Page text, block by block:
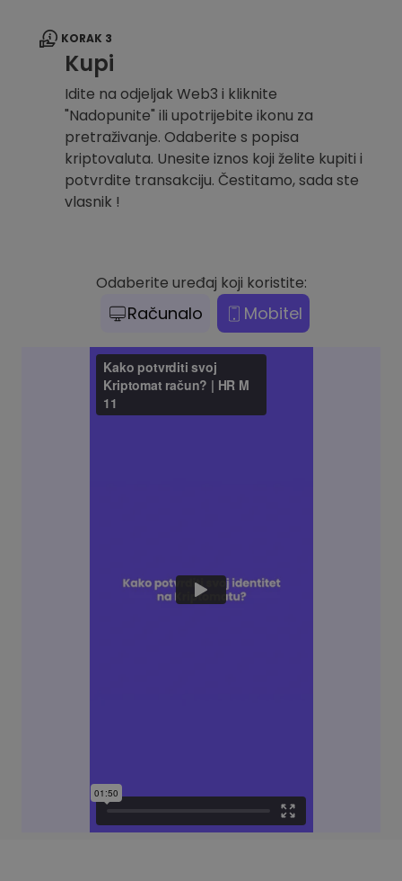
KORAK 3
Kupi
Idite na odjeljak Web3 i kliknite
"Nadopunite" ili upotrijebite ikonu za
pretraživanje. Odaberite s popisa
kriptovaluta. Unesite iznos koji želite kupiti i
potvrdite transakciju. Čestitamo, sada ste
vlasnik !
Odaberite uređaj koji koristite:
Računalo Mobitel